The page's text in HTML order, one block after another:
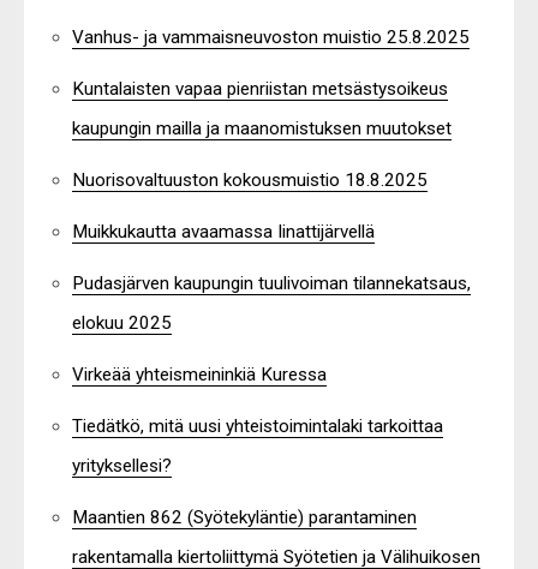
Vanhus- ja vammaisneuvoston muistio 25.8.2025
Kuntalaisten vapaa pienriistan metsästysoikeus
kaupungin mailla ja maanomistuksen muutokset
Nuorisovaltuuston kokousmuistio 18.8.2025
Muikkukautta avaamassa Iinattijärvellä
Pudasjärven kaupungin tuulivoiman tilannekatsaus,
elokuu 2025
Virkeää yhteismeininkiä Kuressa
Tiedätkö, mitä uusi yhteistoimintalaki tarkoittaa
yrityksellesi?
Maantien 862 (Syötekyläntie) parantaminen
rakentamalla kiertoliittymä Syötetien ja Välihuikosen